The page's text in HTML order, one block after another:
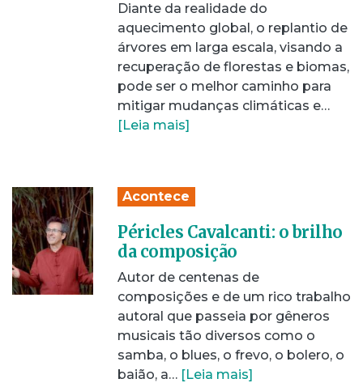
Diante da realidade do
aquecimento global, o replantio de
árvores em larga escala, visando a
recuperação de florestas e biomas,
pode ser o melhor caminho para
mitigar mudanças climáticas e…
[Leia mais]
Acontece
Péricles Cavalcanti: o brilho
da composição
Autor de centenas de
composições e de um rico trabalho
autoral que passeia por gêneros
musicais tão diversos como o
samba, o blues, o frevo, o bolero, o
baião, a… [Leia mais]